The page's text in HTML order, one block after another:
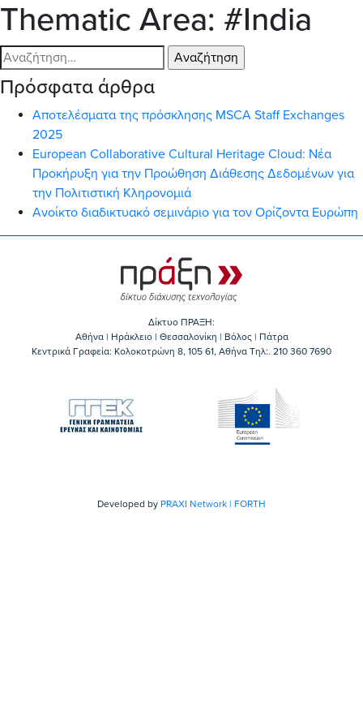
Thematic Area: #India
Αναζήτηση
για:
Πρόσφατα άρθρα
Αποτελέσματα της πρόσκλησης MSCA Staff Exchanges
2025
European Collaborative Cultural Heritage Cloud: Νέα
Προκήρυξη για την Προώθηση Διάθεσης Δεδομένων για
την Πολιτιστική Κληρονομιά
Ανοίκτο διαδικτυακό σεμινάριο για τον Ορίζοντα Ευρώπη
Δίκτυο ΠΡΑΞΗ:
Αθήνα | Ηράκλειο | Θεσσαλονίκη | Βόλος | Πάτρα
Κεντρικά Γραφεία: Kολοκοτρώνη 8, 105 61, Αθήνα Τηλ:. 210 360 7690
Developed by PRAXI Network | FORTH